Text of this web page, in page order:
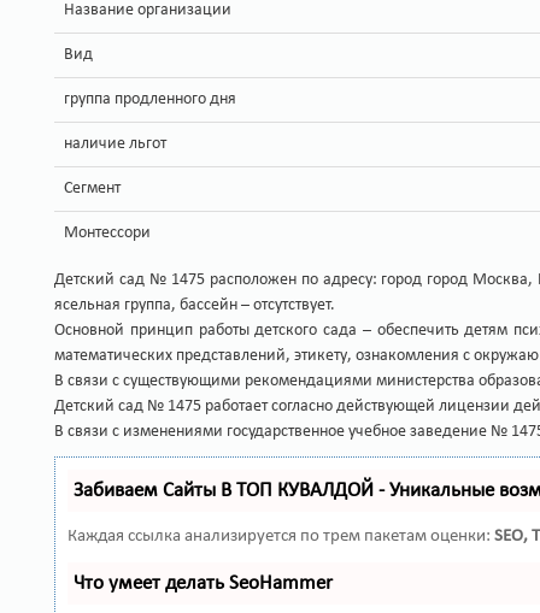
Название организации
Вид
группа продленного дня
наличие льгот
Сегмент
Монтессори
Детский сад № 1475 расположен по адресу: город город Москва,
ясельная группа, бассейн – отсутствует.
Основной принцип работы детского сада – обеспечить детям
математических представлений, этикету, ознакомления с
В связи с существующими рекомендациями министерства
Детский сад № 1475 работает согласно действующей лицензии
В связи с изменениями государственное учебное заведение №
Забиваем Сайты В ТОП КУВАЛДОЙ - Уникальные
Каждая ссылка анализируется по трем пакетам оценки: SEO,
Что умеет делать SeoHammer